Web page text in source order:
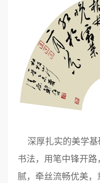
深厚扎实的美学基
书法，用笔中锋开
腻，牵丝流畅优美